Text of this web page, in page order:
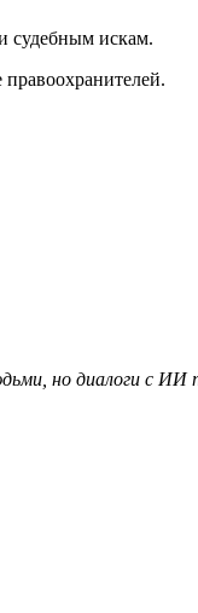
судебным искам.
но диалоги с ИИ